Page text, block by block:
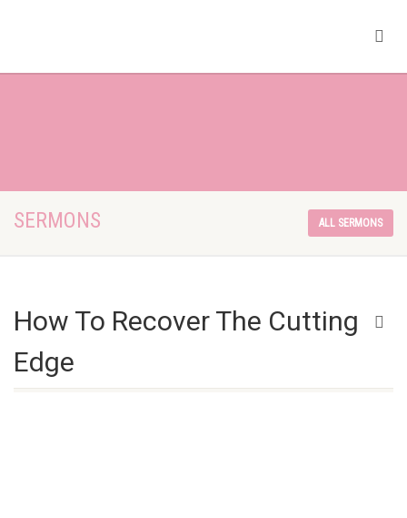
SERMONS ALL SERMONS
How To Recover The Cutting
Edge